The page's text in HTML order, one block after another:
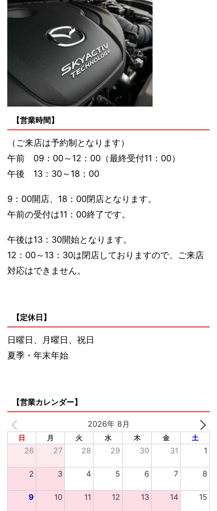
【営業時間】
（ご来店は予約制となります）
午前 09：00～12：00（最終受付11：00）
午後 13：30～18：00
9：00開店、18：00閉店となります。
午前の受付は11：00終了です。
午後は13：30開始となります。
12：00～13：30は閉店しておりますので、ご来店
対応はできません。
【定休日】
日曜日、月曜日、祝日
夏季・年末年始
【営業カレンダー】
2026年 8月
日 月 火 水 木 金 土
26 27 28 29 30 31 1
2 3 4 5 6 7 8
9 10 11 12 13 14 15